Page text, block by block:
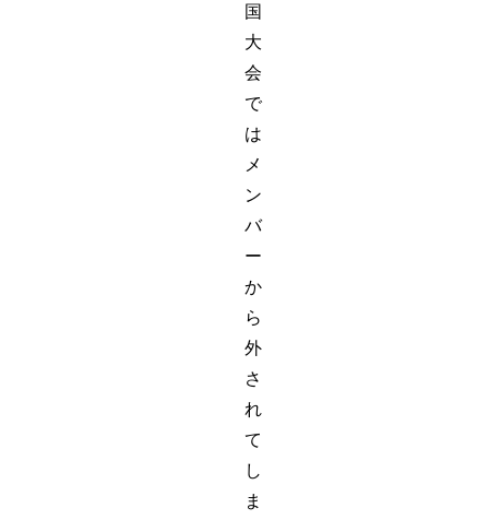
国
大
会
で
は
メ
ン
バ
ー
か
ら
外
さ
れ
て
し
ま